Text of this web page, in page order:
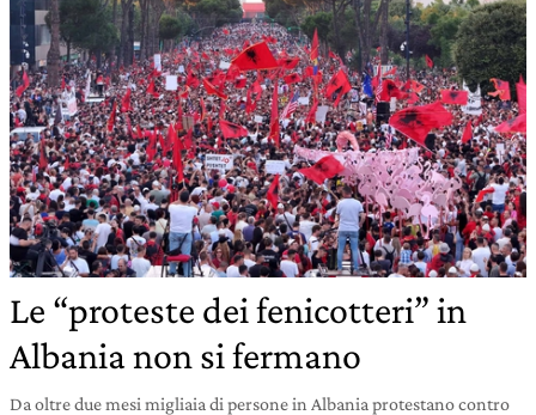
Le “proteste dei fenicotteri” in
Albania non si fermano
Da oltre due mesi migliaia di persone in Albania protestano contro